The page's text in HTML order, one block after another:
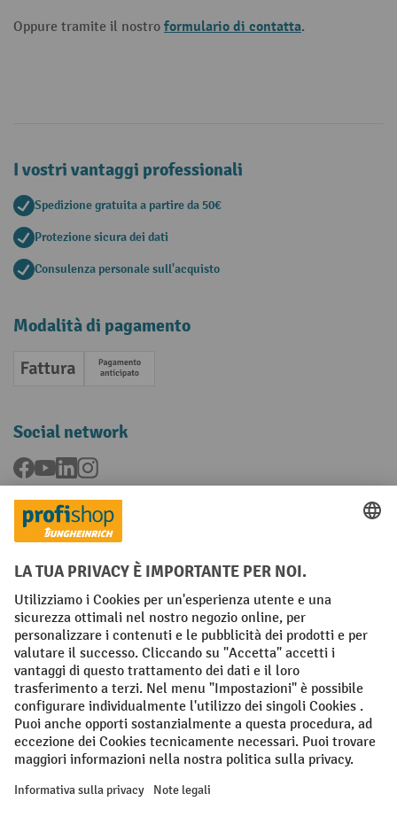
Oppure tramite il nostro formulario di contatta.
I vostri vantaggi professionali
Spedizione gratuita a partire da 50€
Protezione sicura dei dati
Consulenza personale sull'acquisto
Modalità di pagamento
Fattura Pagamento anticipato
Social network
Facebook
YouTubeLinkedInInstagram
Condizioni Generali di Vendita
Dichiarazione di protezione dei dati Impronta
Impostazioni sulla privacy
All prices excl. VAT plusshipping costsand possible delivery charges,
if not stated otherwise.
¹ Lo sconto è valido fino a esaurimento scorte. Lo sconto non si applica
ai prezzi speciali. Non è possibile la combinazione con altri sconti o
buoni in percentuale. | ² Lo sconto viene concesso una sola volta al
per 10 giorni e può essere riscosso online a partire da un valore netto